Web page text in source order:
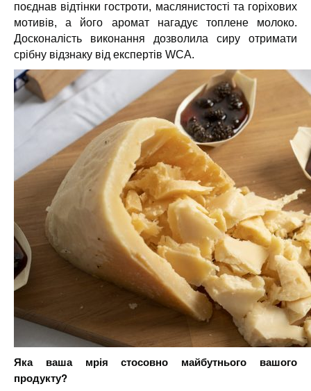
поєднав відтінки гостроти, маслянистості та горіхових
мотивів, а його аромат нагадує топлене молоко.
Досконалість виконання дозволила сиру отримати
срібну відзнаку від експертів WCA.
Яка ваша мрія стосовно майбутнього вашого
продукту?